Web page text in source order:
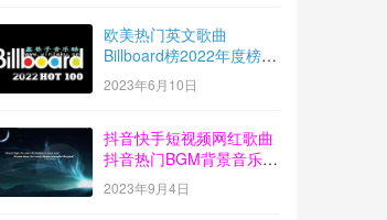
欧美热门英文歌曲
Billboard榜2022年度榜单
音乐100首MP3打包下载
2023年6月10日
抖音快手短视频网红歌曲
抖音热门BGM背景音乐歌
曲排行榜打包下载
【2023-08】
2023年9月4日